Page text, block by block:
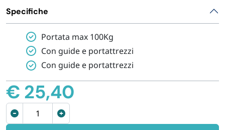
FERRAMENTA E LINEA AUTO
PERSONA E MEDICALI
AVVOLGENTI E CONTENITORI ALIMENTARI
PET
Specifiche
Portata max 100Kg
Con guide e portattrezzi
Con guide e portattrezzi
€ 25,40
Banco
da